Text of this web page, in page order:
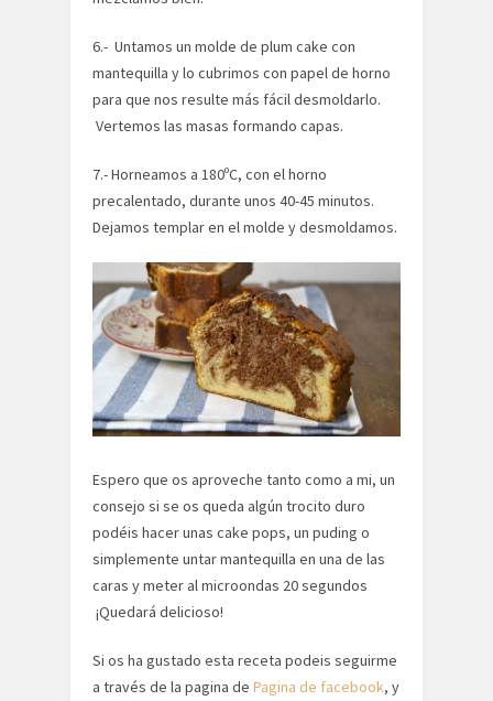
6.- Untamos un molde de plum cake con
mantequilla y lo cubrimos con papel de horno
para que nos resulte más fácil desmoldarlo.
Vertemos las masas formando capas.
7.- Horneamos a 180ºC, con el horno
precalentado, durante unos 40-45 minutos.
Dejamos templar en el molde y desmoldamos.
Espero que os aproveche tanto como a mi, un
consejo si se os queda algún trocito duro
podéis hacer unas cake pops, un puding o
simplemente untar mantequilla en una de las
caras y meter al microondas 20 segundos
¡Quedará delicioso!
Si os ha gustado esta receta podeis seguirme
a través de la pagina de Pagina de facebook, y